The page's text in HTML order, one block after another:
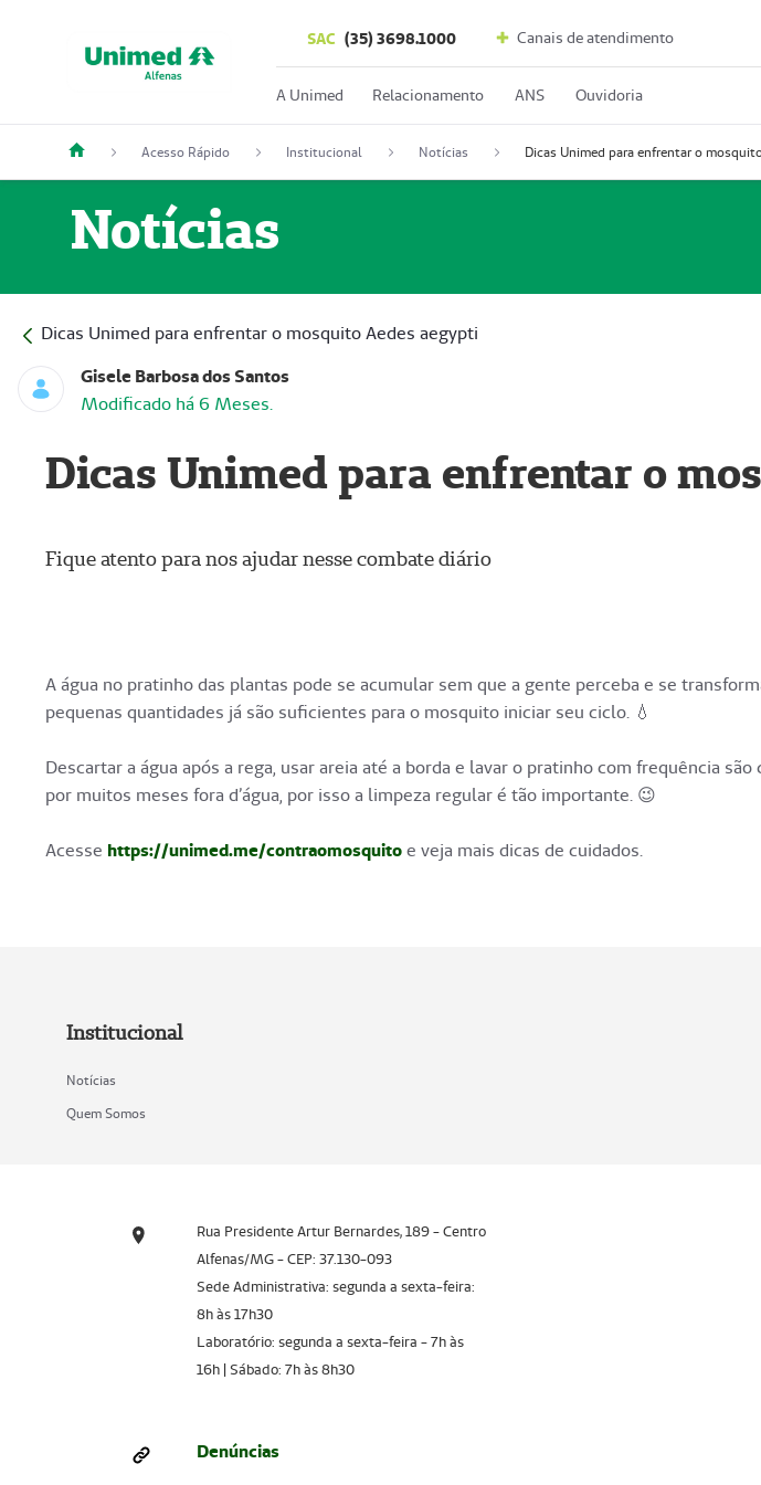
SAC (35) 3698.1000 Canais de atendimento
A Unimed Relacionamento ANS Ouvidoria
Acesso Rápido Institucional Notícias
Notícias
Dicas Unimed para enfrentar o mosquito Aedes aegypti
Gisele Barbosa dos Santos
Modificado há 6 Meses.
Dicas Unimed para enfrentar o
Fique atento para nos ajudar nesse combate diário
A água no pratinho das plantas pode se acumular sem que a gente perceba e se
pequenas quantidades já são suficientes para o mosquito iniciar seu ciclo. 💧
Descartar a água após a rega, usar areia até a borda e lavar o pratinho com frequência
por muitos meses fora d’água, por isso a limpeza regular é tão importante. 😉
Acesse https://unimed.me/contraomosquitoe veja mais dicas de cuidados.
Institucional
Notícias
Quem Somos
Rua Presidente Artur Bernardes, 189 - Centro
Alfenas/MG - CEP: 37.130-093
Sede Administrativa: segunda a sexta-feira:
8h às 17h30
Laboratório: segunda a sexta-feira - 7h às
16h | Sábado: 7h às 8h30
Denúncias